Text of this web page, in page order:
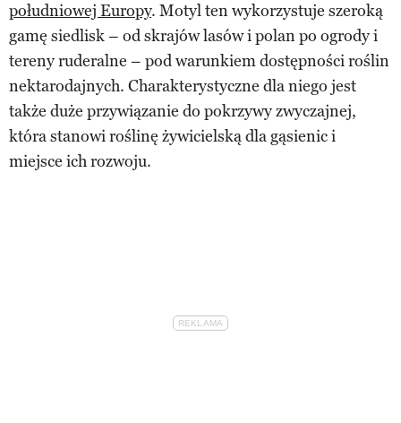
południowej Europy. Motyl ten wykorzystuje szeroką
gamę siedlisk – od skrajów lasów i polan po ogrody i
tereny ruderalne – pod warunkiem dostępności roślin
nektarodajnych. Charakterystyczne dla niego jest
także duże przywiązanie do pokrzywy zwyczajnej,
która stanowi roślinę żywicielską dla gąsienic i
miejsce ich rozwoju.